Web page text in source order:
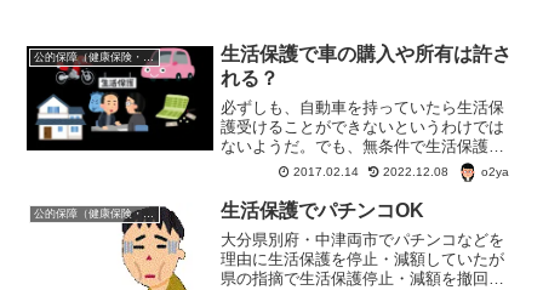
公的保障（健康保険・年金・雇用保険・生活保護・災害時の補償）
生活保護で車の購入や所有は許さ
れる？
必ずしも、自動車を持っていたら生活保
護受けることができないというわけでは
ないようだ。でも、無条件で生活保護受
給者は自動車の保有もOK。というわけで
はない。生活保護を受けていて自動車の
保有が認められる条件は？厚生労働省の
通達を調べてみた。
2017.02.14 2022.12.08 o2ya
公的保障（健康保険・年金・雇用保険・生活保護・災害時の補償） 生活保護でパチンコOK
大分県別府・中津両市でパチンコなどを
理由に生活保護を停止・減額していたが
県の指摘で生活保護停止・減額を撤回し